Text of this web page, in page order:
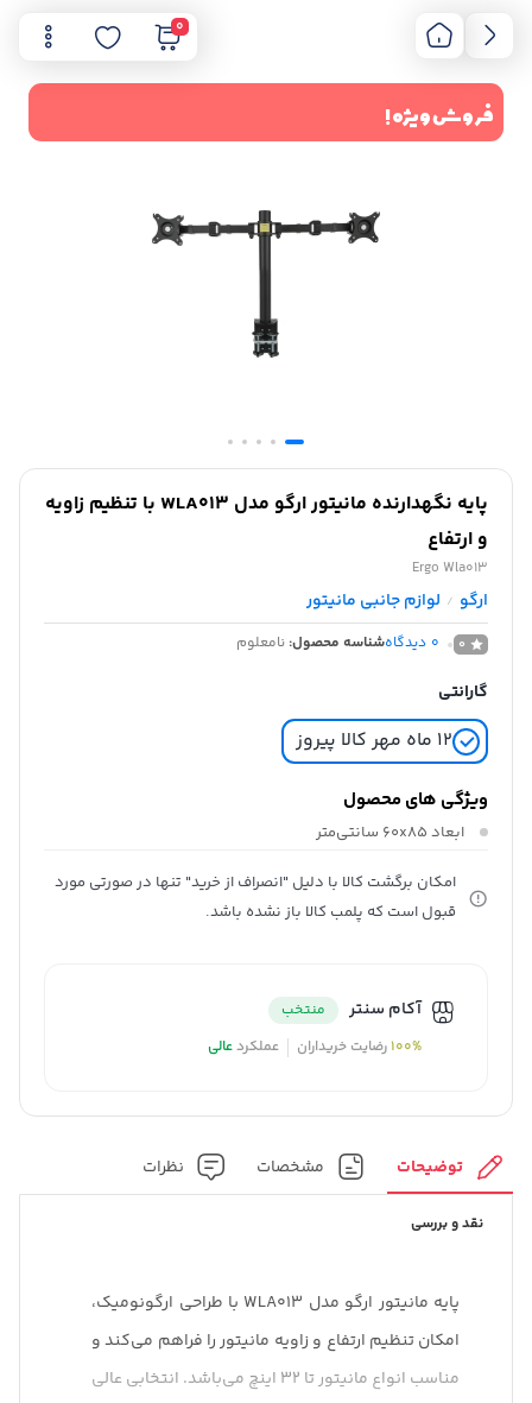
0
فروش ویژه !
پایه نگهدارنده مانیتور ارگو مدل WLA013 با تنظیم زاویه
و ارتفاع
Ergo Wla013
ارگو / لوازم جانبی مانیتور
0
0 دیدگاهشناسه محصول: نامعلوم
گارانتی
12 ماه مهر کالا پیروز
ویژگی های محصول
ابعاد ۶۰x۸۵ سانتی‌متر
امکان برگشت کالا با دلیل "انصراف از خرید" تنها در صورتی مورد
قبول است که پلمب کالا باز نشده باشد.
آکام سنتر
منتخب
100%رضایت خریداران عملکردعالی
توضیحات مشخصات نظرات
نقد و بررسی
پایه مانیتور ارگو مدل WLA013 با طراحی ارگونومیک،
امکان تنظیم ارتفاع و زاویه مانیتور را فراهم می‌کند و
مناسب انواع مانیتور تا 32 اینچ می‌باشد. انتخابی عالی